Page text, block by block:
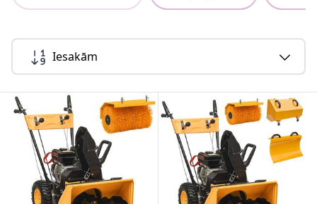
Iesakām